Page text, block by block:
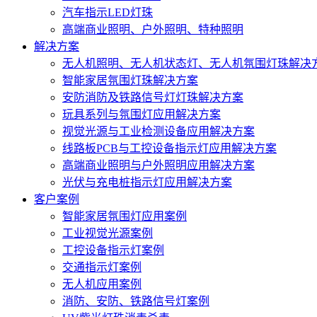
汽车指示LED灯珠
高端商业照明、户外照明、特种照明
解决方案
无人机照明、无人机状态灯、无人机氛围灯珠解决
智能家居氛围灯珠解决方案
安防消防及铁路信号灯灯珠解决方案
玩具系列与氛围灯应用解决方案
视觉光源与工业检测设备应用解决方案
线路板PCB与工控设备指示灯应用解决方案
高端商业照明与户外照明应用解决方案
光伏与充电桩指示灯应用解决方案
客户案例
智能家居氛围灯应用案例
工业视觉光源案例
工控设备指示灯案例
交通指示灯案例
无人机应用案例
消防、安防、铁路信号灯案例